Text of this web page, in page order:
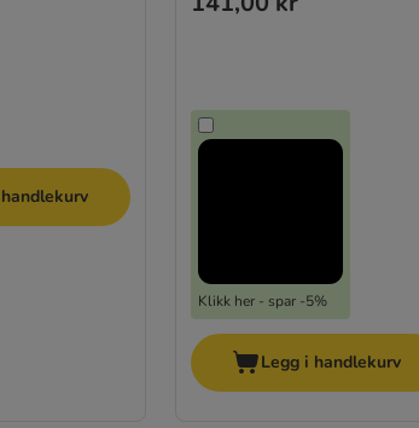
Klikk her - spar -5%
Legg i handlekurv